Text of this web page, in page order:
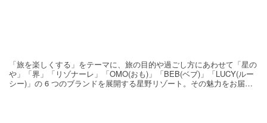
「旅を楽しくする」をテーマに、旅の目的や過ごし方にあわせて「星の
や」「界」「リゾナーレ」「OMO(おも)」「BEB(ベブ)」「LUCY(ルー
シー)」の 6 つのブランドを展開する星野リゾート。その魅力をお届け